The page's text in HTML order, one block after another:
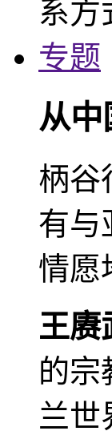
专题
从中
柄谷
有与
情愿
王赓
的宗
兰世